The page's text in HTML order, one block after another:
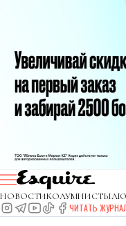
НОВОСТИКОЛУМНИСТЫ
ЧИТАТЬ